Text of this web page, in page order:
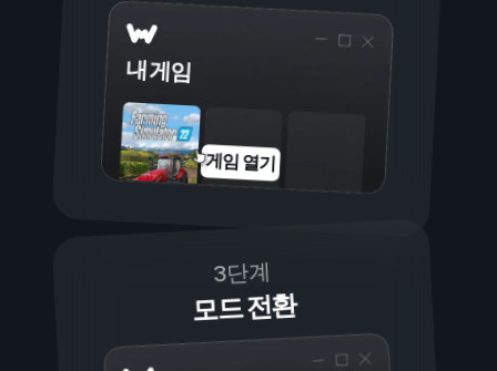
내 게임
게임 열기
3단계
모드 전환